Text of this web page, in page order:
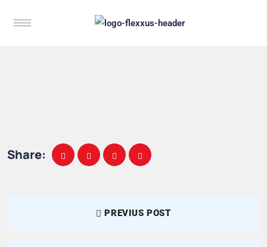
Share:
PREVIUS POST